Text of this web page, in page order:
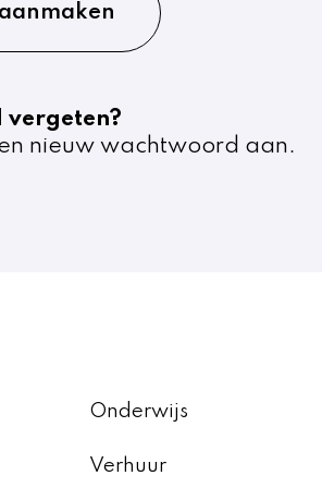
vergeten?
nieuw wachtwoord aan.
Onderwijs
Verhuur